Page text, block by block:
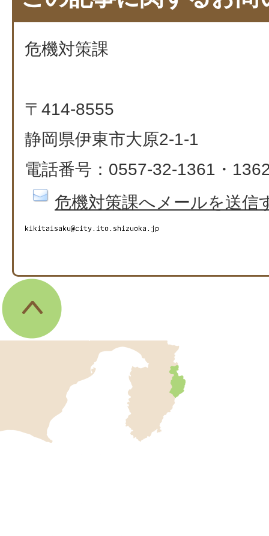
危機対策課
〒414-8555
静岡県伊東市大原2-1-1
電話番号：0557-32-1361・
危機対策課へメールを送信